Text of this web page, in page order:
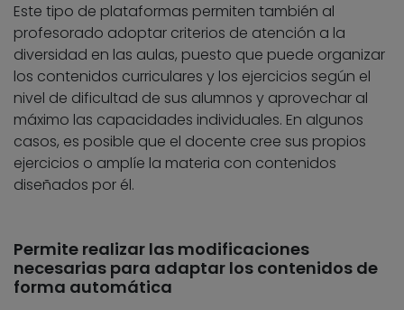
Este tipo de plataformas permiten también al
profesorado adoptar criterios de atención a la
diversidad en las aulas, puesto que puede organizar
los contenidos curriculares y los ejercicios según el
nivel de dificultad de sus alumnos y aprovechar al
máximo las capacidades individuales. En algunos
casos, es posible que el docente cree sus propios
ejercicios o amplíe la materia con contenidos
diseñados por él.
Permite realizar las modificaciones
necesarias para adaptar los contenidos de
forma automática